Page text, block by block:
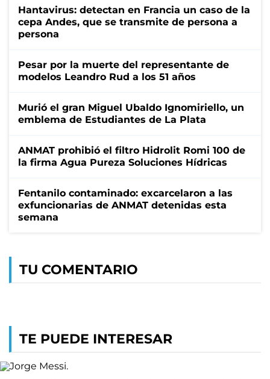
Hantavirus: detectan en Francia un caso de la
cepa Andes, que se transmite de persona a
persona
Pesar por la muerte del representante de
modelos Leandro Rud a los 51 años
Murió el gran Miguel Ubaldo Ignomiriello, un
emblema de Estudiantes de La Plata
ANMAT prohibió el filtro Hidrolit Romi 100 de
la firma Agua Pureza Soluciones Hídricas
Fentanilo contaminado: excarcelaron a las
exfuncionarias de ANMAT detenidas esta
semana
TU COMENTARIO
TE PUEDE INTERESAR